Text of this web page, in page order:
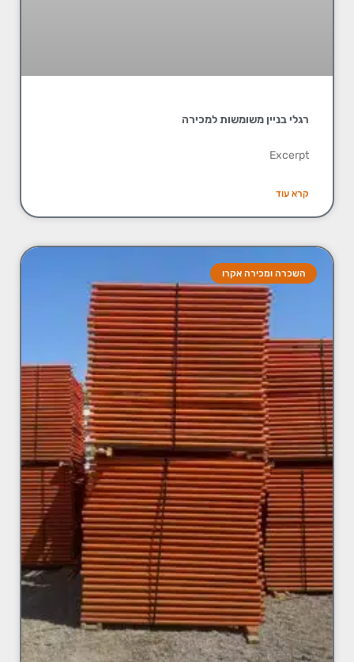
רגלי בניין משומשות למכירה
Excerpt
קרא עוד
השכרה ומכירה אקרו